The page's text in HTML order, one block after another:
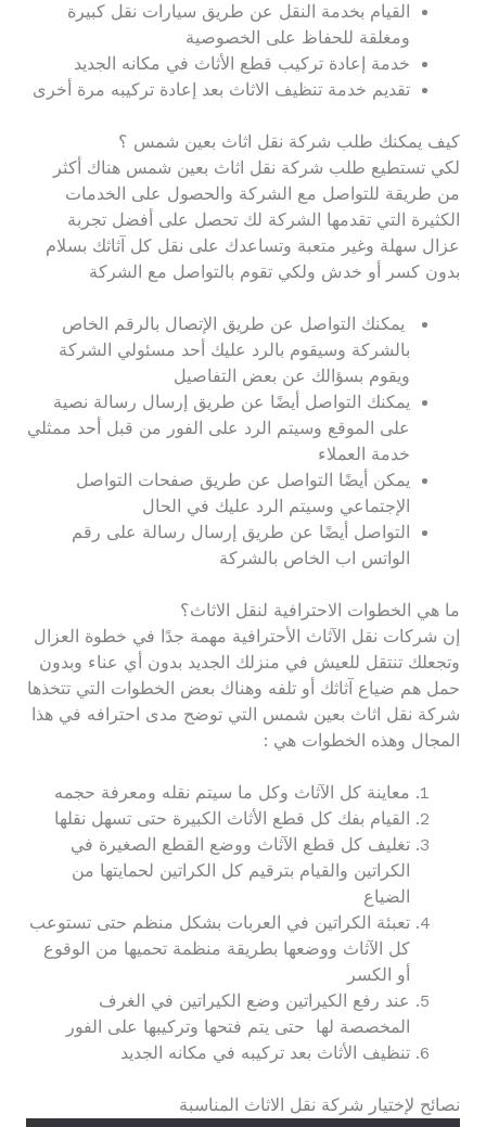
القيام بخدمة النقل عن طريق سيارات نقل كبيرة
ومغلقة للحفاظ على الخصوصية
خدمة إعادة تركيب قطع الأثاث في مكانه الجديد
تقديم خدمة تنظيف الاثاث بعد إعادة تركيبه مرة أخرى
كيف يمكنك طلب شركة نقل اثاث بعين شمس ؟
لكي تستطيع طلب شركة نقل اثاث بعين شمس هناك أكثر
من طريقة للتواصل مع الشركة والحصول على الخدمات
الكثيرة التي تقدمها الشركة لك تحصل على أفضل تجربة
عزال سهلة وغير متعبة وتساعدك على نقل كل آثاثك بسلام
بدون كسر أو خدش ولكي تقوم بالتواصل مع الشركة
يمكنك التواصل عن طريق الإتصال بالرقم الخاص
بالشركة وسيقوم بالرد عليك أحد مسئولي الشركة
ويقوم بسؤالك عن بعض التفاصيل
يمكنك التواصل أيضًا عن طريق إرسال رسالة نصية
على الموقع وسيتم الرد على الفور من قبل أحد ممثلي
خدمة العملاء
يمكن أيضًا التواصل عن طريق صفحات التواصل
الإجتماعي وسيتم الرد عليك في الحال
التواصل أيضًا عن طريق إرسال رسالة على رقم
الواتس اب الخاص بالشركة
ما هي الخطوات الاحترافية لنقل الاثاث؟
إن شركات نقل الآثاث الأحترافية مهمة جدًا في خطوة العزال
وتجعلك تنتقل للعيش في منزلك الجديد بدون أي عناء وبدون
حمل هم ضياع آثاثك أو تلفه وهناك بعض الخطوات التي تتخذها
شركة نقل اثاث بعين شمس التي توضح مدى احترافه في هذا
المجال وهذه الخطوات هي :
معاينة كل الآثاث وكل ما سيتم نقله ومعرفة حجمه
القيام بفك كل قطع الأثاث الكبيرة حتى تسهل نقلها
تغليف كل قطع الآثاث ووضع القطع الصغيرة في
الكراتين والقيام بترقيم كل الكراتين لحمايتها من
الضياع
تعبئة الكراتين في العربات بشكل منظم حتى تستوعب
كل الآثاث ووضعها بطريقة منظمة تحميها من الوقوع
أو الكسر
عند رفع الكيراتين وضع الكيراتين في الغرف
المخصصة لها حتى يتم فتحها وتركيبها على الفور
تنظيف الأثاث بعد تركيبه في مكانه الجديد
نصائح لإختيار شركة نقل الاثاث المناسبة